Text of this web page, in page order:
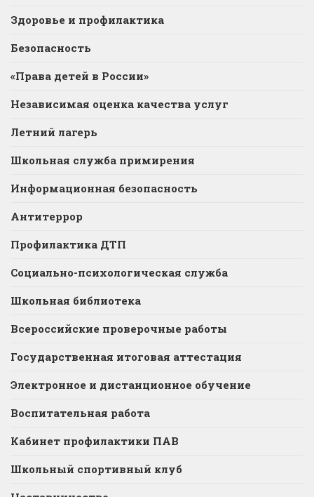
Здоровье и профилактика
Безопасность
«Права детей в России»
Независимая оценка качества услуг
Летний лагерь
Школьная служба примирения
Информационная безопасность
Антитеррор
Профилактика ДТП
Социально-психологическая служба
Школьная библиотека
Всероссийские проверочные работы
Государственная итоговая аттестация
Электронное и дистанционное обучение
Воспитательная работа
Кабинет профилактики ПАВ
Школьный спортивный клуб